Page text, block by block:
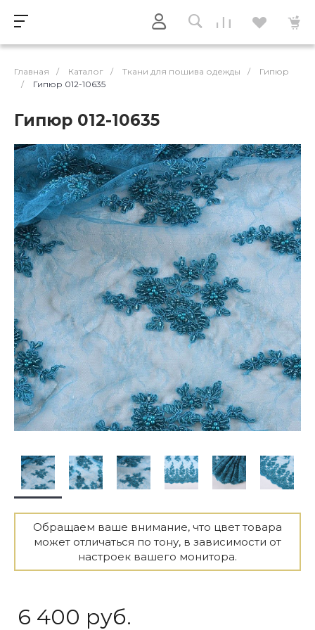
Главная / Каталог / Ткани для пошива одежды /
Гипюр
/
Гипюр 012-10635
Гипюр 012-10635
Обращаем ваше внимание, что цвет товара
может отличаться по тону, в зависимости от
настроек вашего монитора.
6 400 руб.